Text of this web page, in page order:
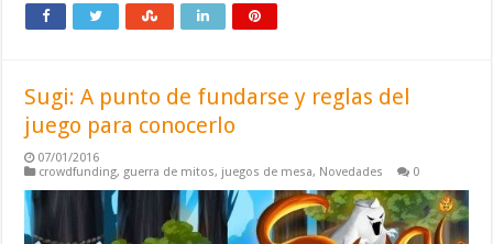
Sugi: A punto de fundarse y reglas del
juego para conocerlo
07/01/2016
crowdfunding, guerra de mitos, juegos de mesa, Novedades 0